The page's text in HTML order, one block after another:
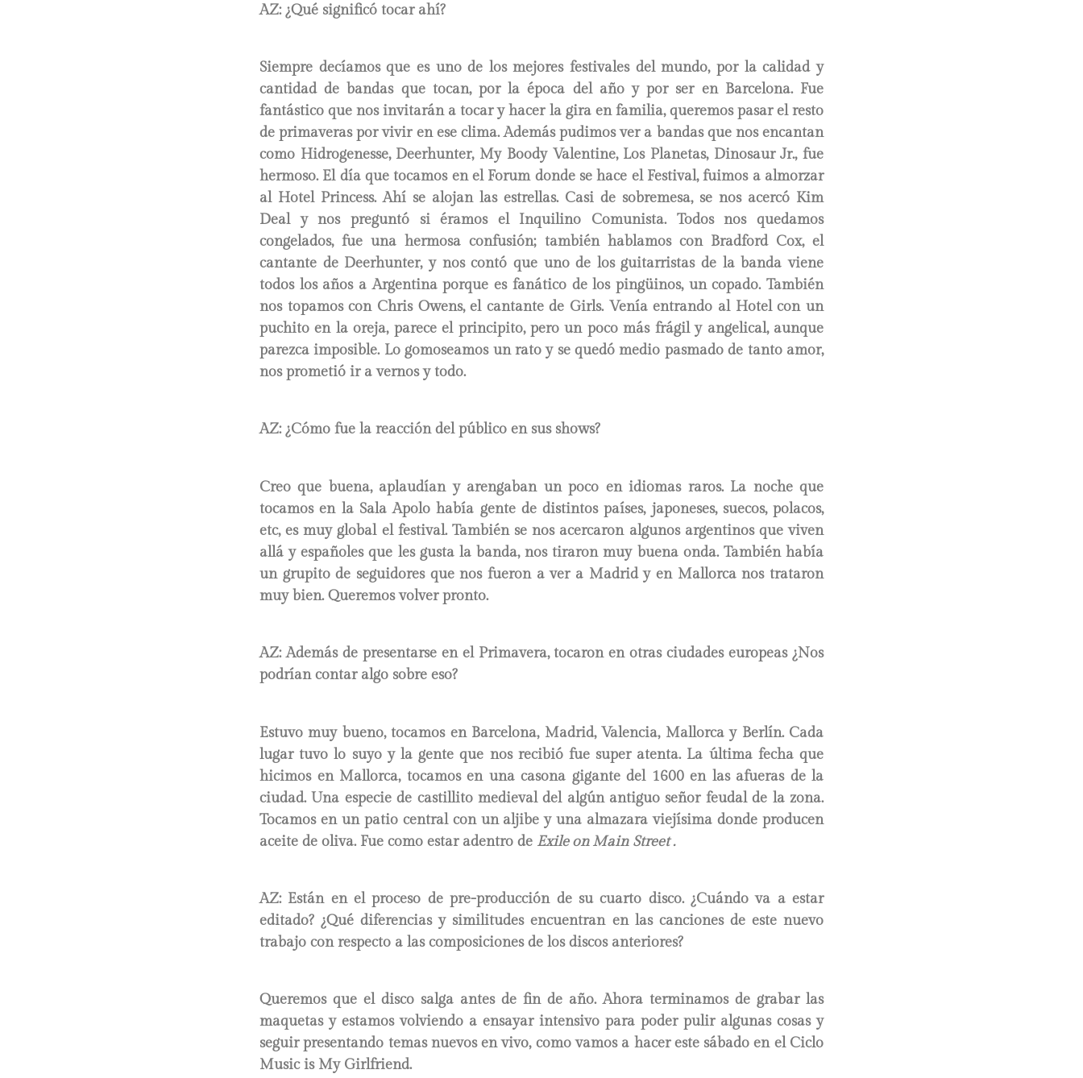
AZ: ¿Qué significó tocar ahí?
Siempre decíamos que es uno de los mejores festivales del mundo, por la calidad y
cantidad de bandas que tocan, por la época del año y por ser en Barcelona. Fue
fantástico que nos invitarán a tocar y hacer la gira en familia, queremos pasar el resto
de primaveras por vivir en ese clima. Además pudimos ver a bandas que nos encantan
como Hidrogenesse, Deerhunter, My Boody Valentine, Los Planetas, Dinosaur Jr., fue
hermoso. El día que tocamos en el Forum donde se hace el Festival, fuimos a almorzar
al Hotel Princess. Ahí se alojan las estrellas. Casi de sobremesa, se nos acercó Kim
Deal y nos preguntó si éramos el Inquilino Comunista. Todos nos quedamos
congelados, fue una hermosa confusión; también hablamos con Bradford Cox, el
cantante de Deerhunter, y nos contó que uno de los guitarristas de la banda viene
todos los años a Argentina porque es fanático de los pingüinos, un copado. También
nos topamos con Chris Owens, el cantante de Girls. Venía entrando al Hotel con un
puchito en la oreja, parece el principito, pero un poco más frágil y angelical, aunque
parezca imposible. Lo gomoseamos un rato y se quedó medio pasmado de tanto amor,
nos prometió ir a vernos y todo.
AZ: ¿Cómo fue la reacción del público en sus shows?
Creo que buena, aplaudían y arengaban un poco en idiomas raros. La noche que
tocamos en la Sala Apolo había gente de distintos países, japoneses, suecos, polacos,
etc, es muy global el festival. También se nos acercaron algunos argentinos que viven
allá y españoles que les gusta la banda, nos tiraron muy buena onda. También había
un grupito de seguidores que nos fueron a ver a Madrid y en Mallorca nos trataron
muy bien. Queremos volver pronto.
AZ: Además de presentarse en el Primavera, tocaron en otras ciudades europeas ¿Nos
podrían contar algo sobre eso?
Estuvo muy bueno, tocamos en Barcelona, Madrid, Valencia, Mallorca y Berlín. Cada
lugar tuvo lo suyo y la gente que nos recibió fue super atenta. La última fecha que
hicimos en Mallorca, tocamos en una casona gigante del 1600 en las afueras de la
ciudad. Una especie de castillito medieval del algún antiguo señor feudal de la zona.
Tocamos en un patio central con un aljibe y una almazara viejísima donde producen
aceite de oliva. Fue como estar adentro de Exile on Main Street .
AZ: Están en el proceso de pre-producción de su cuarto disco. ¿Cuándo va a estar
editado? ¿Qué diferencias y similitudes encuentran en las canciones de este nuevo
trabajo con respecto a las composiciones de los discos anteriores?
Queremos que el disco salga antes de fin de año. Ahora terminamos de grabar las
maquetas y estamos volviendo a ensayar intensivo para poder pulir algunas cosas y
seguir presentando temas nuevos en vivo, como vamos a hacer este sábado en el Ciclo
Music is My Girlfriend.